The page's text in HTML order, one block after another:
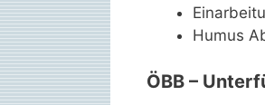
Humus
ÖBB –